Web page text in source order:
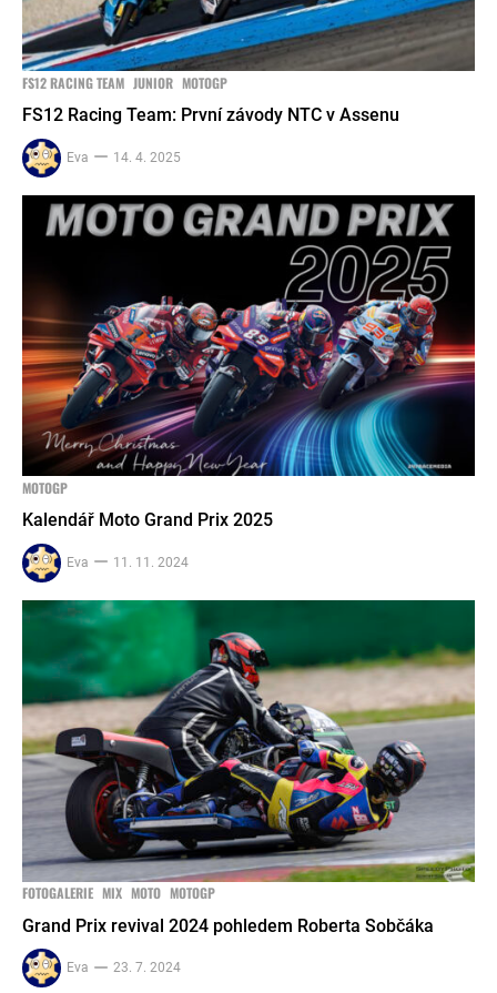
FS12 RACING TEAM JUNIOR MOTOGP
FS12 Racing Team: První závody NTC v Assenu
Eva 14. 4. 2025
MOTOGP
Kalendář Moto Grand Prix 2025
Eva 11. 11. 2024
FOTOGALERIE MIX MOTO MOTOGP
Grand Prix revival 2024 pohledem Roberta Sobčáka
Eva 23. 7. 2024